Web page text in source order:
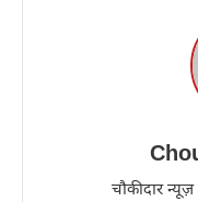
चौकीदार